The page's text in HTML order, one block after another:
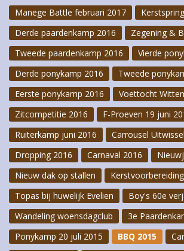
Manege Battle februari 2017
Derde paardenkamp 2016
Zegening &
Tweede paardenkamp 2016
Vierde
Derde ponykamp 2016
Tweede
Eerste ponykamp 2016
Voettocht
Zitcompetitie 2016
F-Proeven 19 juni
Ruiterkamp juni 2016
Carrousel
Dropping 2016
Carnaval 2016
Nieuw dak op stallen
Topas bij huwelijk Evelien
Boy's 60e
Wandeling woensdagclub
3e
Ponykamp 20 juli 2015
BBQ 2015